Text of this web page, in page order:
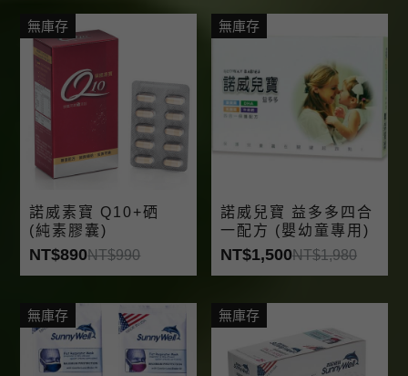
無庫存
諾威素寶 Q10+硒
(純素膠囊)
NT$890NT$990
無庫存
諾威兒寶 益多多四合
一配方 (嬰幼童專用)
NT$1,500NT$1,980
無庫存 無庫存